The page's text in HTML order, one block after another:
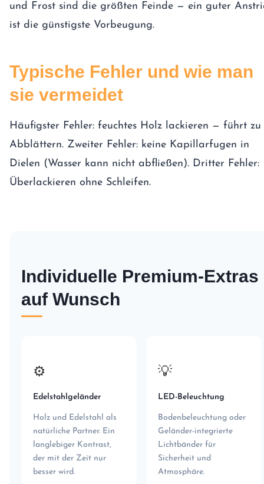
und Frost sind die größten Feinde — ein guter
ist die günstigste Vorbeugung.
Typische Fehler und wie man
sie vermeidet
Häufigster Fehler: feuchtes Holz lackieren — führt zu
Abblättern. Zweiter Fehler: keine Kapillarfugen in
Dielen (Wasser kann nicht abfließen). Dritter Fehler:
Überlackieren ohne Schleifen.
Individuelle Premium-Extras
auf Wunsch
⚙️
Edelstahlgeländer
Holz und Edelstahl als
natürliche Partner. Ein
langlebiger Kontrast,
der mit der Zeit nur
besser wird.
💡
LED-Beleuchtung
Bodenbeleuchtung oder
Geländer-integrierte
Lichtbänder für
Sicherheit und
Atmosphäre.